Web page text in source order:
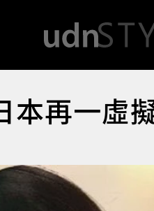
本再一虛